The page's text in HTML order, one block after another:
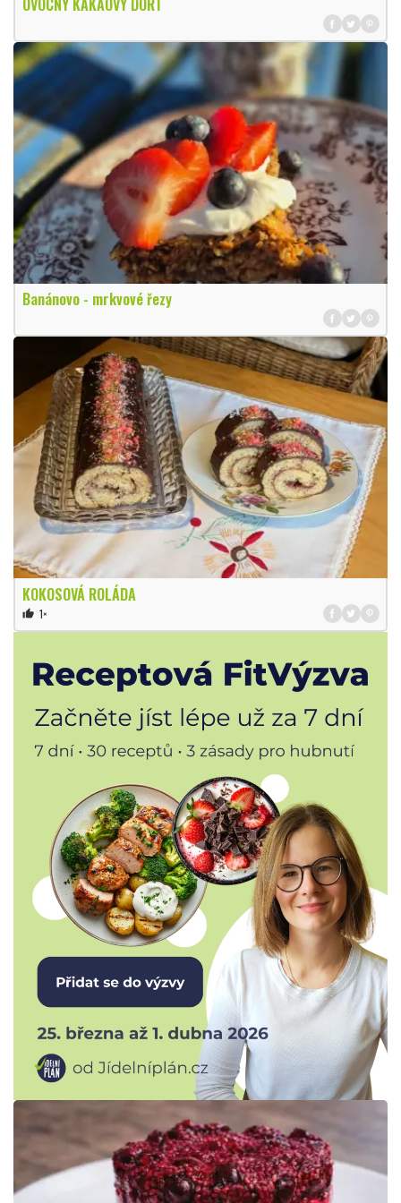
OVOCNÝ KAKAOVÝ DORT
Banánovo - mrkvové řezy
KOKOSOVÁ ROLÁDA
thumb_up 1×